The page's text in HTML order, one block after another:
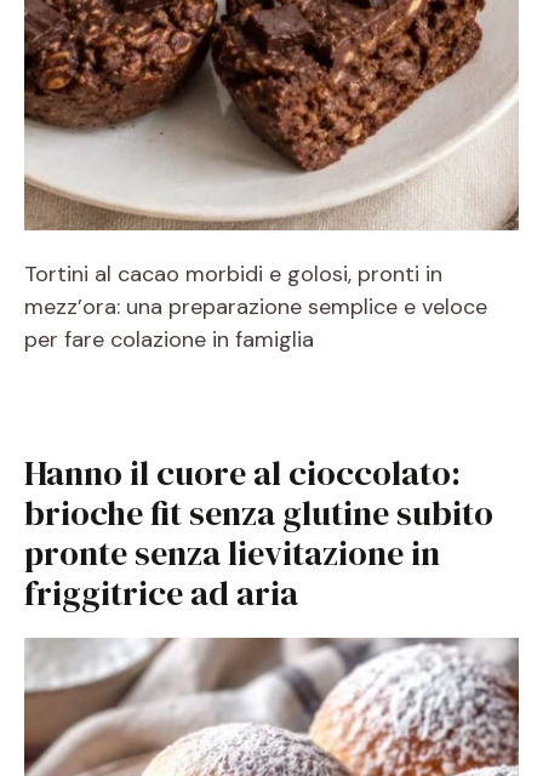
Tortini al cacao morbidi e golosi, pronti in
mezz’ora: una preparazione semplice e veloce
per fare colazione in famiglia
Hanno il cuore al cioccolato:
brioche fit senza glutine subito
pronte senza lievitazione in
friggitrice ad aria